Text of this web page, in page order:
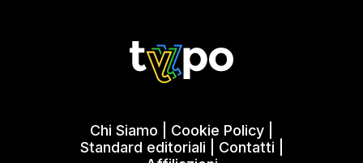
Chi Siamo Cookie Policy
Standard editoriali
Contatti